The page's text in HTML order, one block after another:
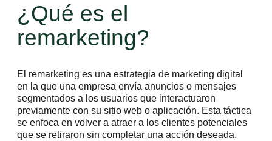
¿Qué es el
remarketing?
El remarketing es una estrategia de marketing digital
en la que una empresa envía anuncios o mensajes
segmentados a los usuarios que interactuaron
previamente con su sitio web o aplicación. Esta táctica
se enfoca en volver a atraer a los clientes potenciales
que se retiraron sin completar una acción deseada,